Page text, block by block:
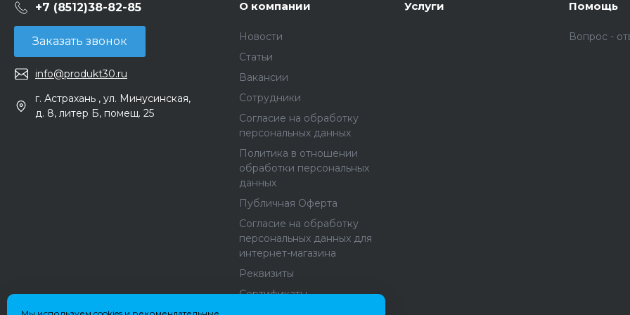
+7 (8512)38-82-85
Заказать звонок
info@produkt30.ru
г. Астрахань , ул. Минусинская,
д. 8, литер Б, помещ. 25
О компании
Новости
Статьи
Вакансии
Сотрудники
Согласие на обработку
персональных данных
Политика в отношении
обработки персональных
данных
Публичная Оферта
Согласие на обработку
персональных данных для
интернет-магазина
Реквизиты
Сертификаты
Услуги Помощь
Вопрос -